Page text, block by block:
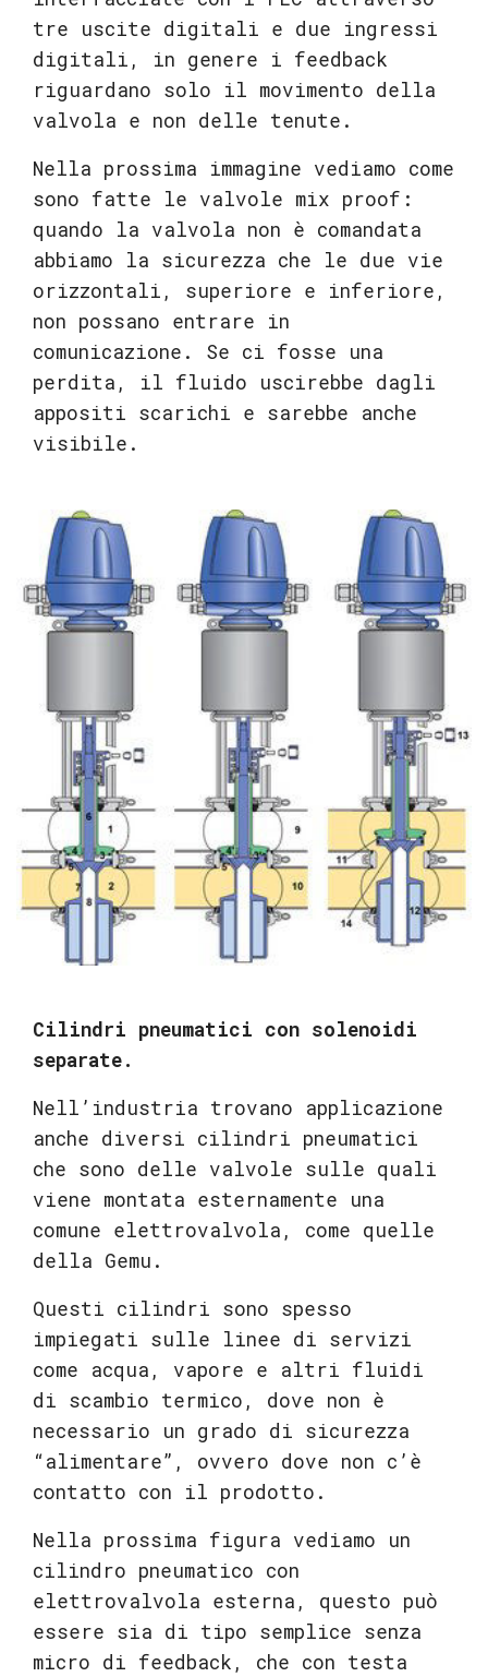
tre uscite digitali e due ingressi
digitali, in genere i feedback
riguardano solo il movimento della
valvola e non delle tenute.
Nella prossima immagine vediamo come
sono fatte le valvole mix proof:
quando la valvola non è comandata
abbiamo la sicurezza che le due vie
orizzontali, superiore e inferiore,
non possano entrare in
comunicazione. Se ci fosse una
perdita, il fluido uscirebbe dagli
appositi scarichi e sarebbe anche
visibile.
Cilindri pneumatici con solenoidi
separate.
Nell’industria trovano applicazione
anche diversi cilindri pneumatici
che sono delle valvole sulle quali
viene montata esternamente una
comune elettrovalvola, come quelle
della Gemu.
Questi cilindri sono spesso
impiegati sulle linee di servizi
come acqua, vapore e altri fluidi
di scambio termico, dove non è
necessario un grado di sicurezza
“alimentare”, ovvero dove non c’è
contatto con il prodotto.
Nella prossima figura vediamo un
cilindro pneumatico con
elettrovalvola esterna, questo può
essere sia di tipo semplice senza
micro di feedback, che con testa